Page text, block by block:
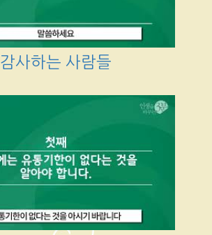
감사하는 사람들